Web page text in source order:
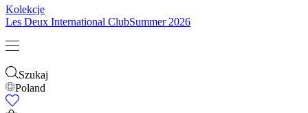
Kolekcje
Les Deux International ClubSummer 2026
Szukaj
Poland